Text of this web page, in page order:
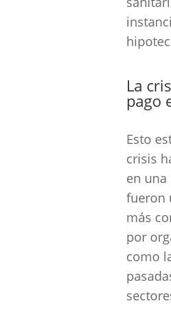
La
pago
Esto
crisis
en
fueron
más
por
como